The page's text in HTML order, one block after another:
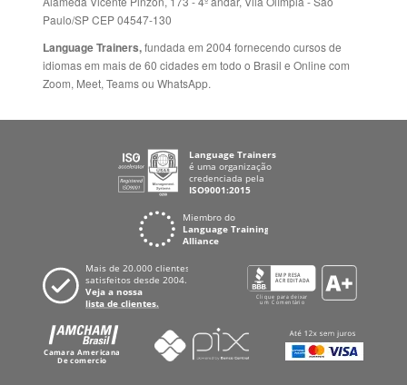
Language Trainers,fundada em 2004 fornecendo cursos de
idiomas em mais de 60 cidades em todo o Brasil e Online com